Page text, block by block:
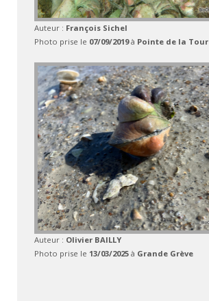
Auteur : François Sichel
Photo prise le 07/09/2019à Pointe de la Tour
Auteur : Olivier BAILLY
Photo prise le 13/03/2025à Grande Grève